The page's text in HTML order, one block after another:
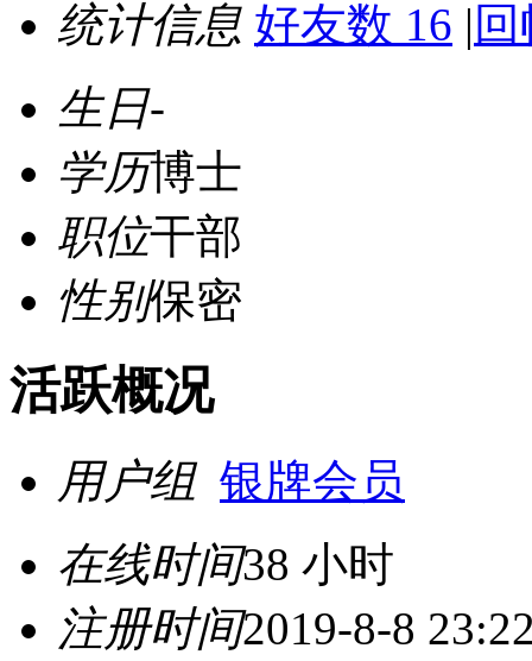
统计信息 好友数 16 |
生日-
学历博士
职位干部
性别保密
活跃概况
用户组 银牌会员
在线时间38 小时
注册时间2019-8-8